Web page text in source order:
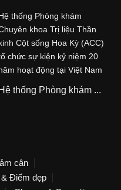
thống Phòng khám
khoa Trị liệu Thần
Cột sống Hoa Kỳ (ACC)
chức sự kiện kỷ niệm 20
hoạt động tại Việt Nam
Hệ thống Phòng khám ...
cân
Điểm đẹp